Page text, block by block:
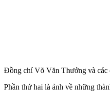
Đồng chí Võ Văn Thưởng và các
Phần thứ hai là ảnh về những